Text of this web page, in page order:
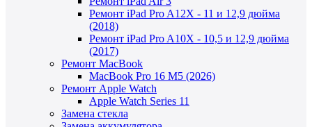
Ремонт iPad Pro A12X - 11 и 12,9 дюйма
(2018)
Ремонт iPad Pro A10X - 10,5 и 12,9 дюйма
(2017)
Ремонт MacBook
MacBook Pro 16 M5 (2026)
Ремонт Apple Watch
Apple Watch Series 11
Замена стекла